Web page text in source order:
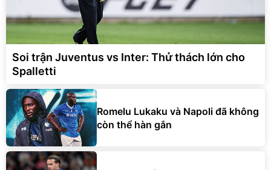
Soi trận Juventus vs Inter: Thử thách lớn cho
Spalletti
Romelu Lukaku và Napoli đã không
còn thể hàn gắn